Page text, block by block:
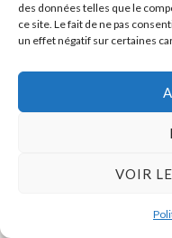
des données telles que le
ce site. Le fait de ne pas
un effet négatif sur certaines
VOIR
Copyright © 2026 La